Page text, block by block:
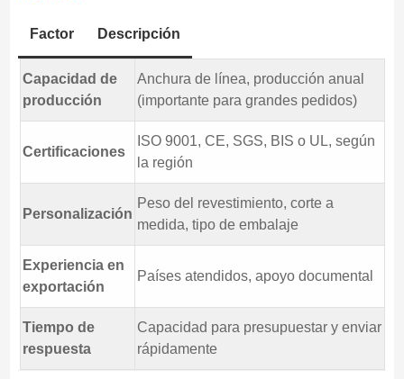
Factor Descripción
Capacidad de
producción
Anchura de línea, producción anual
(importante para grandes pedidos)
Certificaciones
ISO 9001, CE, SGS, BIS o UL, según
la región
Personalización
Peso del revestimiento, corte a
medida, tipo de embalaje
Experiencia en
exportación
Países atendidos, apoyo documental
Tiempo de
respuesta
Capacidad para presupuestar y enviar
rápidamente